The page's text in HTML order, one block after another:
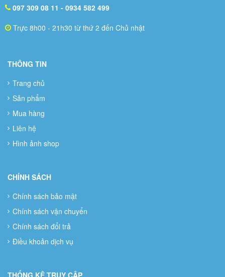
097 309 08 11 - 0934 582 499
Trực 8h00 - 21h30 từ thứ 2 đến Chủ nhật
THÔNG TIN
Trang chủ
Sản phẩm
Mua hàng
Liên hệ
Hình ảnh shop
CHÍNH SÁCH
Chính sách bảo mật
Chính sách vận chuyển
Chính sách đổi trả
Điều khoản dịch vụ